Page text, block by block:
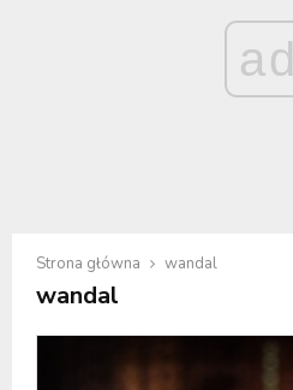
ad
Strona główna wandal
wandal